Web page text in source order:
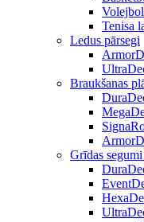
Tenisa
Ledus pārsegi
Braukšanas
Grīdas